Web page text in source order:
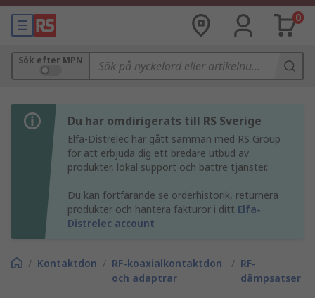
0
Sök efter MPN
Du har omdirigerats till RS Sverige
Elfa-Distrelec har gått samman med RS Group
för att erbjuda dig ett bredare utbud av
produkter, lokal support och bättre tjänster.
Du kan fortfarande se orderhistorik, returnera
produkter och hantera fakturor i ditt Elfa-
Distrelec account
/ Kontaktdon / RF-koaxialkontaktdon
och adaptrar
/ RF-
dämpsatser